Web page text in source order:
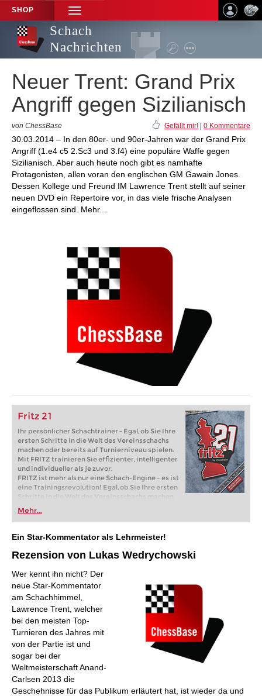
SHOP
TOGGLE
NAVIGATION
Schach
Nachrichten
Neuer Trent: Grand Prix
Angriff gegen Sizilianisch
von ChessBase Gefällt mir! 0 Kommentare
30.03.2014 – In den 80er- und 90er-Jahren war der Grand Prix
Angriff (1.e4 c5 2.Sc3 und 3.f4) eine populäre Waffe gegen
Sizilianisch. Aber auch heute noch gibt es namhafte
Protagonisten, allen voran den englischen GM Gawain Jones.
Dessen Kollege und Freund IM Lawrence Trent stellt auf seiner
neuen DVD ein Repertoire vor, in das viele frische Analysen
eingeflossen sind. Mehr...
Fritz 21
Ihr persönlicher Schachtrainer - Egal, ob Sie Ihre
ersten Schritte in die Welt des Vereinsschachs
machen oder bereits auf Turnierniveau spielen:
Mit FRITZ trainieren Sie effizienter, intelligenter
und individueller als je zuvor.
FRITZ ist mehr als nur eine Schach-Engine – es ist
eine Trainingsrevolution! Egal, ob Sie Ihre ersten
Schritte in die Welt des Vereinsschachs machen
oder bereits auf Turnierniveau spielen: Mit
FRITZ trainieren Sie effizienter, intelligenter und
individueller als je zuvor.
Mehr...
Ein Star-Kommentator als Lehrmeister!
Rezension von Lukas Wedrychowski
Wer kennt ihn nicht? Der
neue Star-Kommentator
am Schachhimmel,
Lawrence Trent, welcher
bei den meisten Top-
Turnieren des Jahres mit
von der Partie ist und
sogar bei der
Weltmeisterschaft Anand-
Carlsen 2013 die
Geschehnisse für das Publikum erläutert hat, ist wieder da und